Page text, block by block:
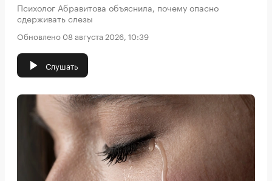
Психолог Абравитова объяснила, почему опасно
сдерживать слезы
Обновлено 08 августа 2026, 10:39
Слушать